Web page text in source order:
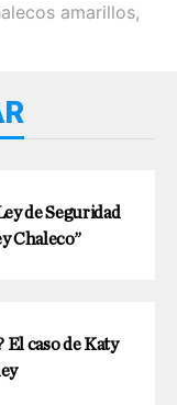
amarillos,
de Seguridad
Chaleco”
caso de Katy